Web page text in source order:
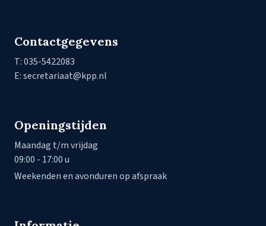
Contactgegevens
T: 035-5422083
E: secretariaat@kpp.nl
Openingstijden
Maandag t/m vrijdag
09:00 - 17:00 u
Weekenden en avonduren op afspraak